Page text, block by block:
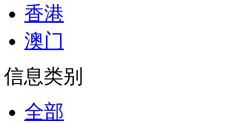
香港
澳门
信息类别
全部